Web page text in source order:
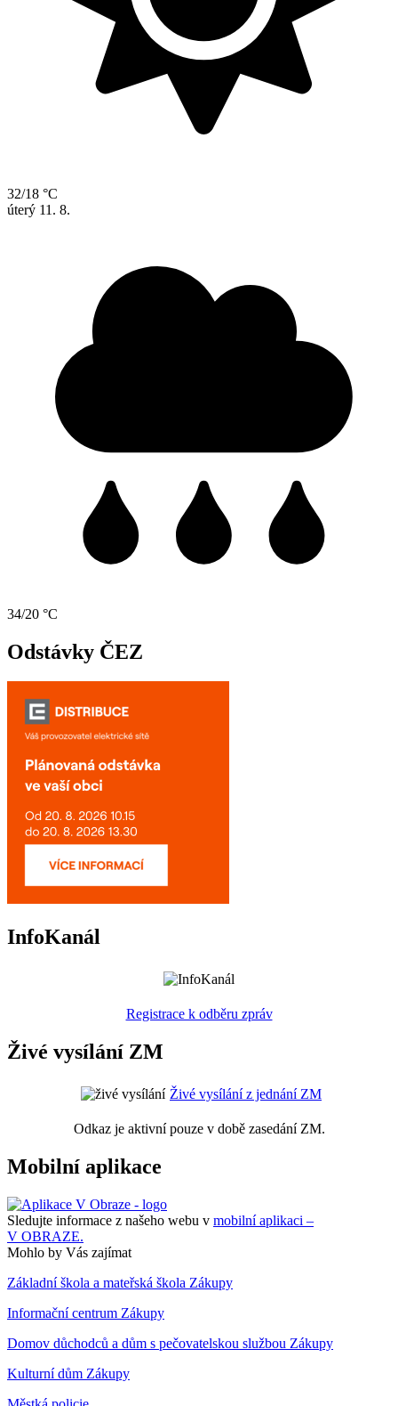
32/18 °C
úterý 11. 8.
34/20 °C
Odstávky ČEZ
InfoKanál
Registrace k odběru zpráv
Živé vysílání ZM
Živé vysílání z jednání ZM
Odkaz je aktivní pouze v době zasedání ZM.
Mobilní aplikace
Sledujte informace z našeho webu v mobilní aplikaci –
V OBRAZE.
Mohlo by Vás zajímat
Základní škola a mateřská škola Zákupy
Informační centrum Zákupy
Domov důchodců a dům s pečovatelskou službou Zákupy
Kulturní dům Zákupy